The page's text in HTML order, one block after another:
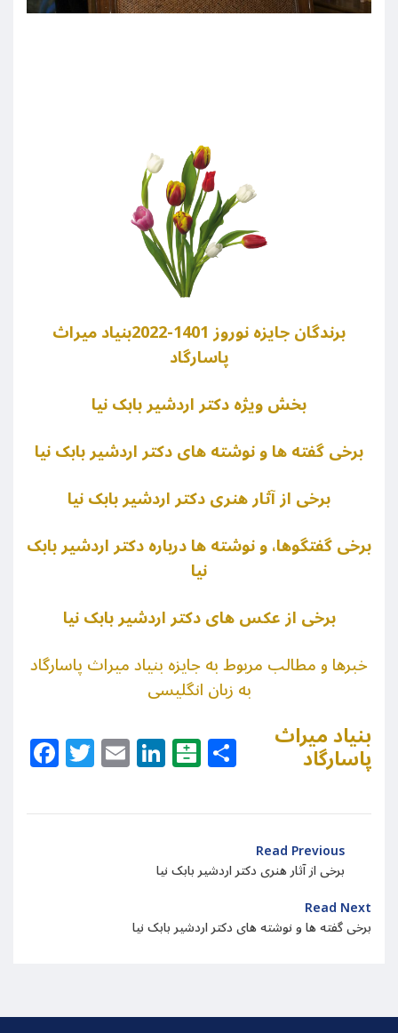
برندگان جایزه نوروز 1401-2022بنیاد میراث
پاسارگاد
بخش ويژه دکتر اردشیر بابک نیا
برخی گفته ها و نوشته های دکتر اردشیر بابک نیا
برخی از آثار هنری دکتر اردشیر بابک نیا
برخی گفتگوها، و نوشته ها درباره دکتر اردشیر بابک
نیا
برخی از عکس های دکتر اردشیر بابک نیا
خبرها و مطالب مربوط به جایزه بنیاد میراث پاسارگاد
به زبان انگلیسی
Facebook
Twitter
EmailLinkedIn
Balatarin
Share
بنیاد میراث
پاسارگاد
Read Previous
برخی از آثار هنری دکتر اردشیر بابک نیا
Read Next
برخی گفته ها و نوشته های دکتر اردشیر بابک نیا